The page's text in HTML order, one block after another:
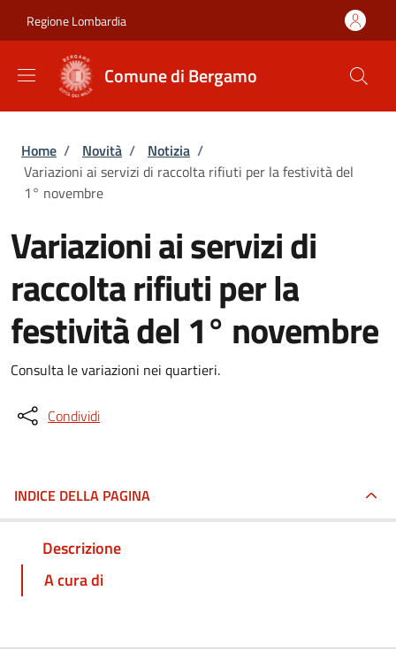
Regione Lombardia
Comune di Bergamo
Briciole di pane
Home / Novità / Notizia /
Variazioni ai servizi di raccolta rifiuti per la festività del
1° novembre
Variazioni ai servizi di
raccolta rifiuti per la
festività del 1° novembre
Consulta le variazioni nei quartieri.
Condividi
INDICE DELLA PAGINA
Descrizione
A cura di